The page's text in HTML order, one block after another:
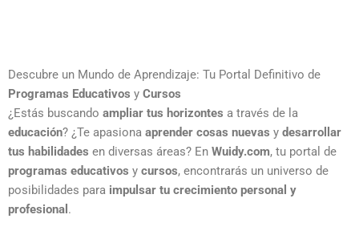
Descubre un Mundo de Aprendizaje: Tu Portal Definitivo de
Programas Educativos y Cursos
¿Estás buscando ampliar tus horizontes a través de la
educación? ¿Te apasiona aprender cosas nuevas y desarrollar
tus habilidades en diversas áreas? En Wuidy.com, tu portal de
programas educativos y cursos, encontrarás un universo de
posibilidades para impulsar tu crecimiento personal y
profesional .